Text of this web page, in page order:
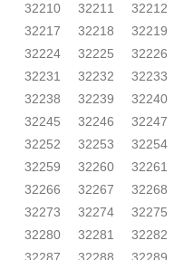
32210
32211 32212
32217
32218 32219
32224
32225 32226
32231
32232 32233
32238
32239 32240
32245
32246 32247
32252
32253 32254
32259
32260 32261
32266
32267 32268
32273
32274 32275
32280
32281 32282